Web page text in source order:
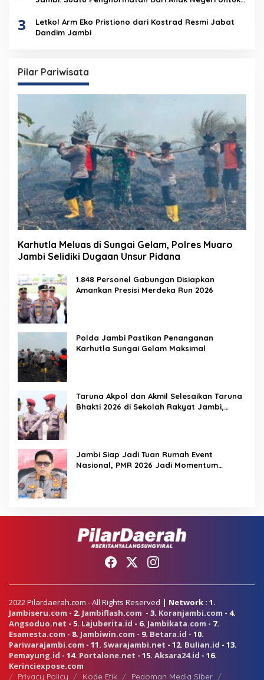
3
Letkol Arm Eko Pristiono dari Kostrad Resmi Jabat
Dandim Jambi
Pilar Pariwisata
Karhutla Meluas di Sungai Gelam, Polres Muaro
Jambi Selidiki Dugaan Unsur Pidana
1.848 Personel Gabungan Disiapkan
Amankan Presisi Merdeka Run 2026
Polda Jambi Pastikan Penanganan
Karhutla Sungai Gelam Maksimal
Taruna Akpol dan Akmil Selesaikan Taruna
Bhakti 2026 di Sekolah Rakyat Jambi,
Jambi Siap Jadi Tuan Rumah Event
Nasional, PMR 2026 Jadi Momentum
2022 Pilardaerah.com - All Rights Reserved | Network : 1.
Jambiseru.com - 2. Jambiflash.com - 3. Koranjambi.com - 4.
Angsoduo.net - 5. Lajuberita.id - 6. Jambikata.com - 7.
Esamesta.com - 8. Jambiwin.com - 9. Betara.id - 10.
Pariwarajambi.com - 11. Swarajambi.net - 12. Bulian.id - 13.
Pemayung.id - 14. Portalone.net - 15. Aksara24.id - 16.
Kerinciexpose.com
Privacy Policy Kode Etik Pedoman Media Siber